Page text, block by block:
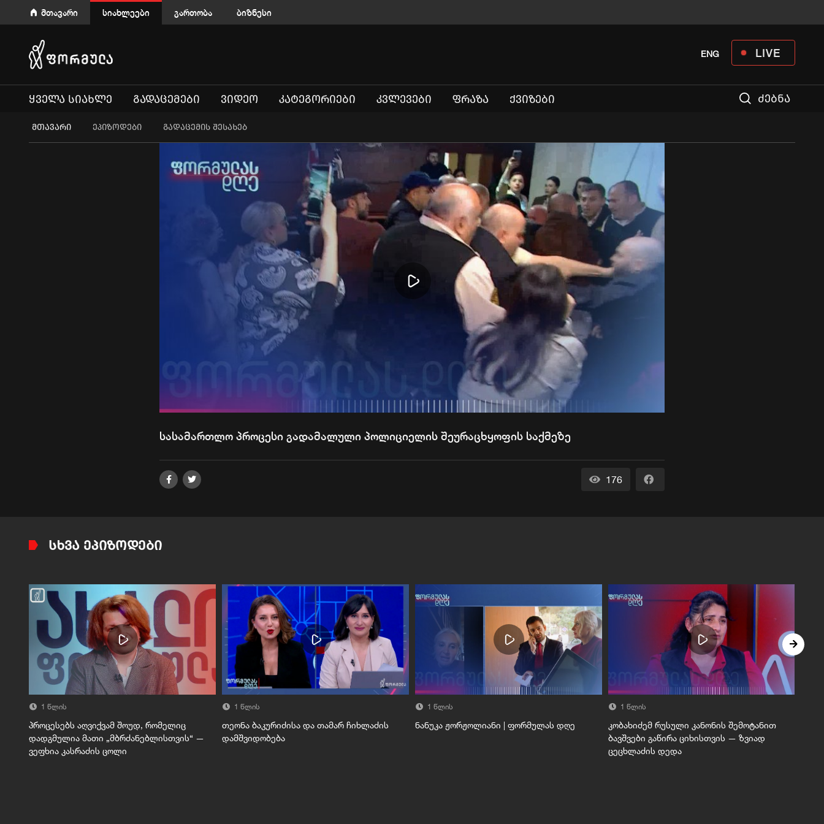
მთავარი სიახლეები გართობა ბიზნესი
LIVE
ENG
ᲧᲕᲔᲚᲐ ᲡᲘᲐᲮᲚᲔ ᲒᲐᲓᲐᲪᲔᲛᲔᲑᲘ ᲕᲘᲓᲔᲝ ᲙᲐᲢᲔᲒᲝᲠᲘᲔᲑᲘ ᲙᲕᲚᲔᲕᲔᲑᲘ ᲤᲠᲐᲖᲐ ᲥᲕᲘᲖᲔᲑᲘ ძებნა
ᲛᲗᲐᲕᲐᲠᲘ ეპიზოდები გადაცემის შესახებ
Play
სასამართლო პროცესი გადამალული პოლიციელის შეურაცხყოფის საქმეზე
176
ᲡᲮᲕᲐ ᲔᲞᲘᲖᲝᲓᲔᲑᲘ
1 წლის
პროცესებს აღვიქვამ შოუდ, რომელიც
დადგმულია მათი „მბრძანებლისთვის“ —
ვეფხია კასრაძის ცოლი
1 წლის
თეონა ბაკურიძისა და თამარ ჩიხლაძის
დამშვიდობება
1 წლის
ნანუკა ჟორჟოლიანი | ფორმულას დღე
1 წლის
კობახიძემ რუსული კანონის შემოტანით
ბავშვები გაწირა ციხისთვის — ზვიად
ცეცხლაძის დედა